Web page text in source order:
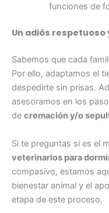
funciones de
Un adiós
Sabemos que cada
Por ello, adaptamos el
despedirte sin prisas.
asesoramos en los
de cremación y/o
Si te preguntas si es el
veterinarios para
compasivo, estamos
bienestar animal y el
etapa de este proceso.